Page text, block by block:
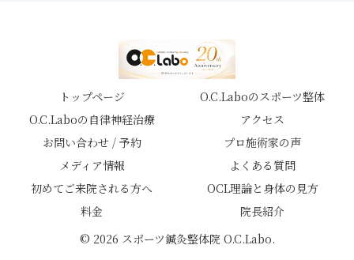
トップページ
O.C.Laboのスポーツ整体
O.C.Laboの自律神経治療
アクセス
お問い合わせ / 予約
プロ施術家の声
メディア情報
よくある質問
初めてご来院される方へ
OCL理論と身体の見方
料金
院長紹介
© 2026 スポーツ鍼灸整体院 O.C.Labo.